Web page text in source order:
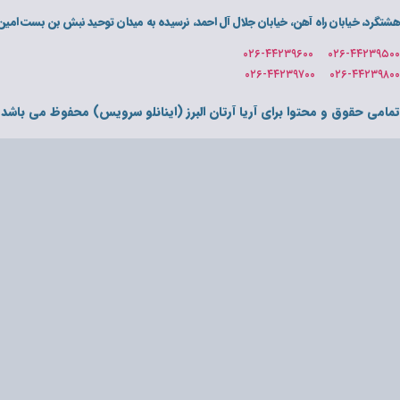
هشتگرد، خیابان راه آهن، خیابان جلال آل احمد، نرسیده به میدان توحید نبش بن بست امین
۰۲۶-۴۴۲۳۹۵۰۰ ۰۲۶-۴۴۲۳۹۶۰۰
۰۲۶-۴۴۲۳۹۸۰۰ ۰۲۶-۴۴۲۳۹۷۰۰
تمامی حقوق و محتوا برای آریا آرتان البرز (اینانلو سرویس) محفوظ می باشد